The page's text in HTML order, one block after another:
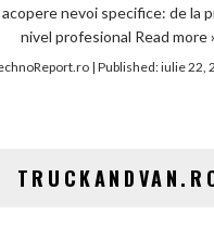
nevoi specifice: de la
nivel profesional Read more
| Published:iulie 22,